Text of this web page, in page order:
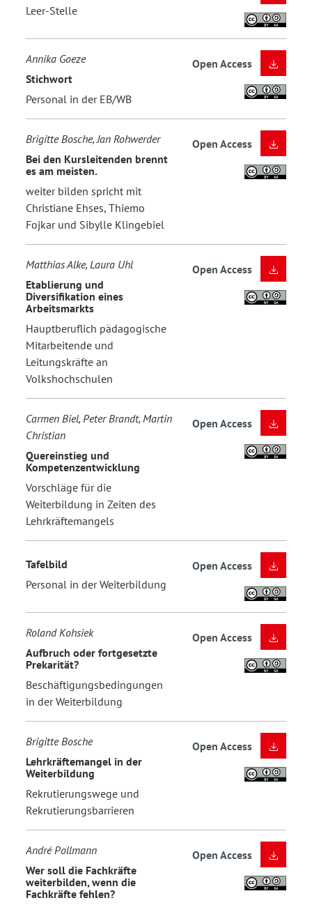
Leer-Stelle
Annika Goeze
Stichwort
Personal in der EB/WB
Open Access
Brigitte Bosche, Jan Rohwerder
Bei den Kursleitenden brennt
es am meisten.
weiter bilden spricht mit
Christiane Ehses, Thiemo
Fojkar und Sibylle Klingebiel
Open Access
Matthias Alke, Laura Uhl
Etablierung und
Diversifikation eines
Arbeitsmarkts
Hauptberuflich pädagogische
Mitarbeitende und
Leitungskräfte an
Volkshochschulen
Open Access
Carmen Biel, Peter Brandt, Martin
Christian
Quereinstieg und
Kompetenzentwicklung
Vorschläge für die
Weiterbildung in Zeiten des
Lehrkräftemangels
Open Access
Tafelbild
Personal in der Weiterbildung
Open Access
Roland Kohsiek
Aufbruch oder fortgesetzte
Prekarität?
Beschäftigungsbedingungen
in der Weiterbildung
Open Access
Brigitte Bosche
Lehrkräftemangel in der
Weiterbildung
Rekrutierungswege und
Rekrutierungsbarrieren
Open Access
André Pollmann
Wer soll die Fachkräfte
weiterbilden, wenn die
Fachkräfte fehlen?
Open Access